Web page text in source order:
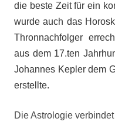
die beste Zeit für ein
wurde auch das
Thronnachfolger
aus dem 17.ten
Johannes Kepler dem
erstellte.
Die Astrologie